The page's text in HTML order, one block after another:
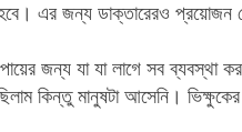
এর জন্য ডাক্তারেরও প্রয়োজন
জন্য যা যা লাগে সব ব্যবস্থা
কিন্তু মানুষটা আসেনি।